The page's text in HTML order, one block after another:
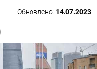
Обновлено: 14.07.2023